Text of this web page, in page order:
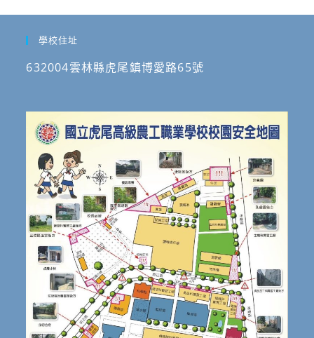
學校住址
632004雲林縣虎尾鎮博愛路65號